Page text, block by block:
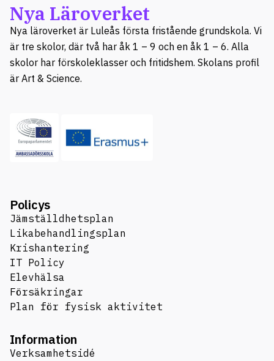
Nya Läroverket
Nya läroverket är Luleås första fristående grundskola. Vi
är tre skolor, där två har åk 1 – 9 och en åk 1 – 6. Alla
skolor har förskoleklasser och fritidshem. Skolans profil
är Art & Science.
Policys
Jämställdhetsplan
Likabehandlingsplan
Krishantering
IT Policy
Elevhälsa
Försäkringar
Plan för fysisk aktivitet
Information
Verksamhetsidé